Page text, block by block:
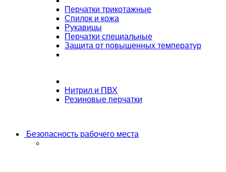
Перчатки трикотажные
Спилок и кожа
Рукавицы
Перчатки специальные
Защита от повышенных температур
Нитрил и ПВХ
Резиновые перчатки
Безопасность рабочего места